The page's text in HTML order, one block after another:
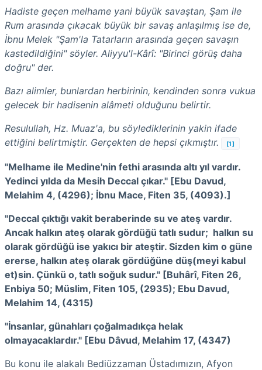
Hadiste geçen melhame yani büyük savaştan, Şam ile
Rum arasında çıkacak büyük bir savaş anlaşılmış ise de,
İbnu Melek "Şam'la Tatarların arasında geçen savaşın
kastedildiğini" söyler. Aliyyu'l-Kârî: "Birinci görüş daha
doğru" der.
Bazı alimler, bunlardan herbirinin, kendinden sonra vukua
gelecek bir hadisenin alâmeti olduğunu belirtir.
Resulullah, Hz. Muaz'a, bu söylediklerinin yakin ifade
ettiğini belirtmiştir. Gerçekten de hepsi çıkmıştır.
[1]
"Melhame ile Medine'nin fethi arasında altı yıl vardır.
Yedinci yılda da Mesih Deccal çıkar." [Ebu Davud,
Melahim 4, (4296); İbnu Mace, Fiten 35, (4093).]
"Deccal çıktığı vakit beraberinde su ve ateş vardır.
Ancak halkın ateş olarak gördüğü tatlı sudur; halkın su
olarak gördüğü ise yakıcı bir ateştir. Sizden kim o güne
ererse, halkın ateş olarak gördüğüne düş(meyi kabul
et)sin. Çünkü o, tatlı soğuk sudur." [Buhârî, Fiten 26,
Enbiya 50; Müslim, Fiten 105, (2935); Ebu Davud,
Melahim 14, (4315)
"İnsanlar, günahları çoğalmadıkça helak
olmayacaklardır." [Ebu Dâvud, Melahim 17, (4347)
Bu konu ile alakalı Bediüzzaman Üstadımızın, Afyon